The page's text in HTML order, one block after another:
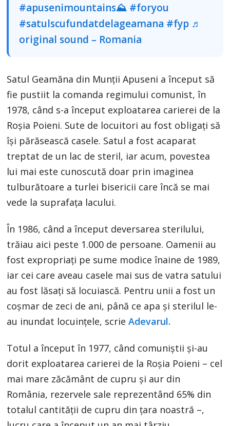
#apusenimountains⛰ #foryou
#satulscufundatdelageamana #fyp ♬
original sound – Romania
Satul Geamăna din Munții Apuseni a început să
fie pustiit la comanda regimului comunist, în
1978, când s-a început exploatarea carierei de la
Roșia Poieni. Sute de locuitori au fost obligați să
își părăsească casele. Satul a fost acaparat
treptat de un lac de steril, iar acum, povestea
lui mai este cunoscută doar prin imaginea
tulburătoare a turlei bisericii care încă se mai
vede la suprafața lacului.
În 1986, când a început deversarea sterilului,
trăiau aici peste 1.000 de persoane. Oamenii au
fost expropriați pe sume modice înaine de 1989,
iar cei care aveau casele mai sus de vatra satului
au fost lăsați să locuiască. Pentru unii a fost un
coșmar de zeci de ani, până ce apa și sterilul le-
au inundat locuințele, scrieAdevarul.
Totul a început în 1977, când comuniștii și-au
dorit exploatarea carierei de la Roșia Poieni – cel
mai mare zăcământ de cupru și aur din
România, rezervele sale reprezentând 65% din
totalul cantității de cupru din țara noastră –,